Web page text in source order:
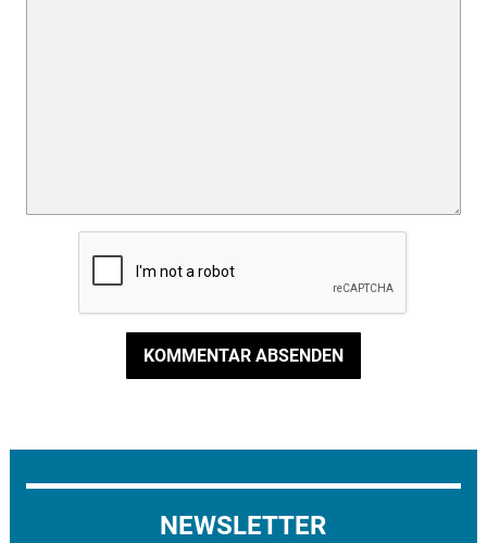
KOMMENTAR ABSENDEN
NEWSLETTER